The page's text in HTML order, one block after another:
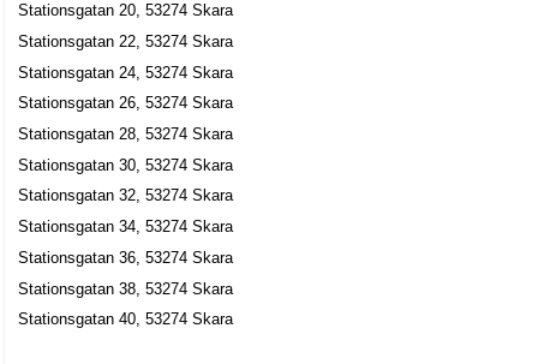
Stationsgatan 20, 53274 Skara
Stationsgatan 22, 53274 Skara
Stationsgatan 24, 53274 Skara
Stationsgatan 26, 53274 Skara
Stationsgatan 28, 53274 Skara
Stationsgatan 30, 53274 Skara
Stationsgatan 32, 53274 Skara
Stationsgatan 34, 53274 Skara
Stationsgatan 36, 53274 Skara
Stationsgatan 38, 53274 Skara
Stationsgatan 40, 53274 Skara